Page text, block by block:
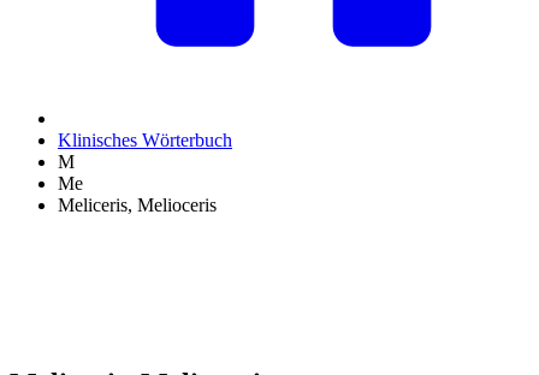
Klinisches Wörterbuch
M
Me
Meliceris, Melioceris